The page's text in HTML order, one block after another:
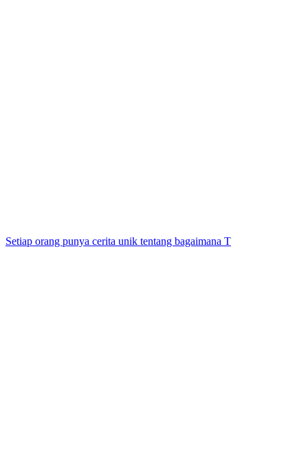
Setiap orang punya cerita unik tentang bagaimana T